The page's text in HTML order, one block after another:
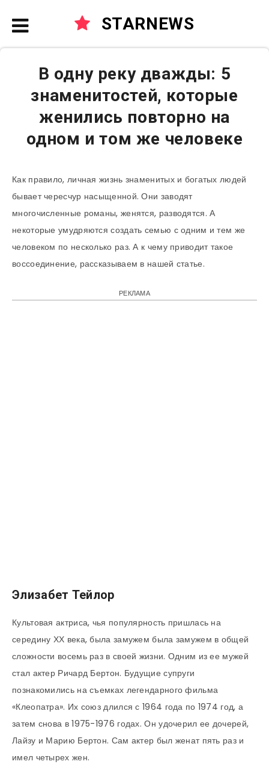
STARNEWS
В одну реку дважды: 5
знаменитостей, которые
женились повторно на
одном и том же человеке
Как правило, личная жизнь знаменитых и богатых людей
бывает чересчур насыщенной. Они заводят
многочисленные романы, женятся, разводятся. А
некоторые умудряются создать семью с одним и тем же
человеком по несколько раз. А к чему приводит такое
воссоединение, рассказываем в нашей статье.
РЕКЛАМА
Элизабет Тейлор
Культовая актриса, чья популярность пришлась на
середину ХХ века, была замужем была замужем в общей
сложности восемь раз в своей жизни. Одним из ее мужей
стал актер Ричард Бертон. Будущие супруги
познакомились на съемках легендарного фильма
«Клеопатра». Их союз длился с 1964 года по 1974 год, а
затем снова в 1975-1976 годах. Он удочерил ее дочерей,
Лайзу и Марию Бертон. Сам актер был женат пять раз и
имел четырех жен.